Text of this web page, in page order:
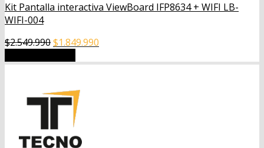
Kit Pantalla interactiva ViewBoard IFP8634 + WIFI LB-
WIFI-004
$2.549.990El
original
$2.549.990.
$1.849.990
actual